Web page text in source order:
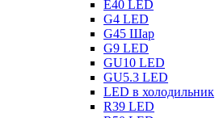
E40 LED
G4 LED
G45 Шар
G9 LED
GU10 LED
GU5.3 LED
LED в холодильник
R39 LED